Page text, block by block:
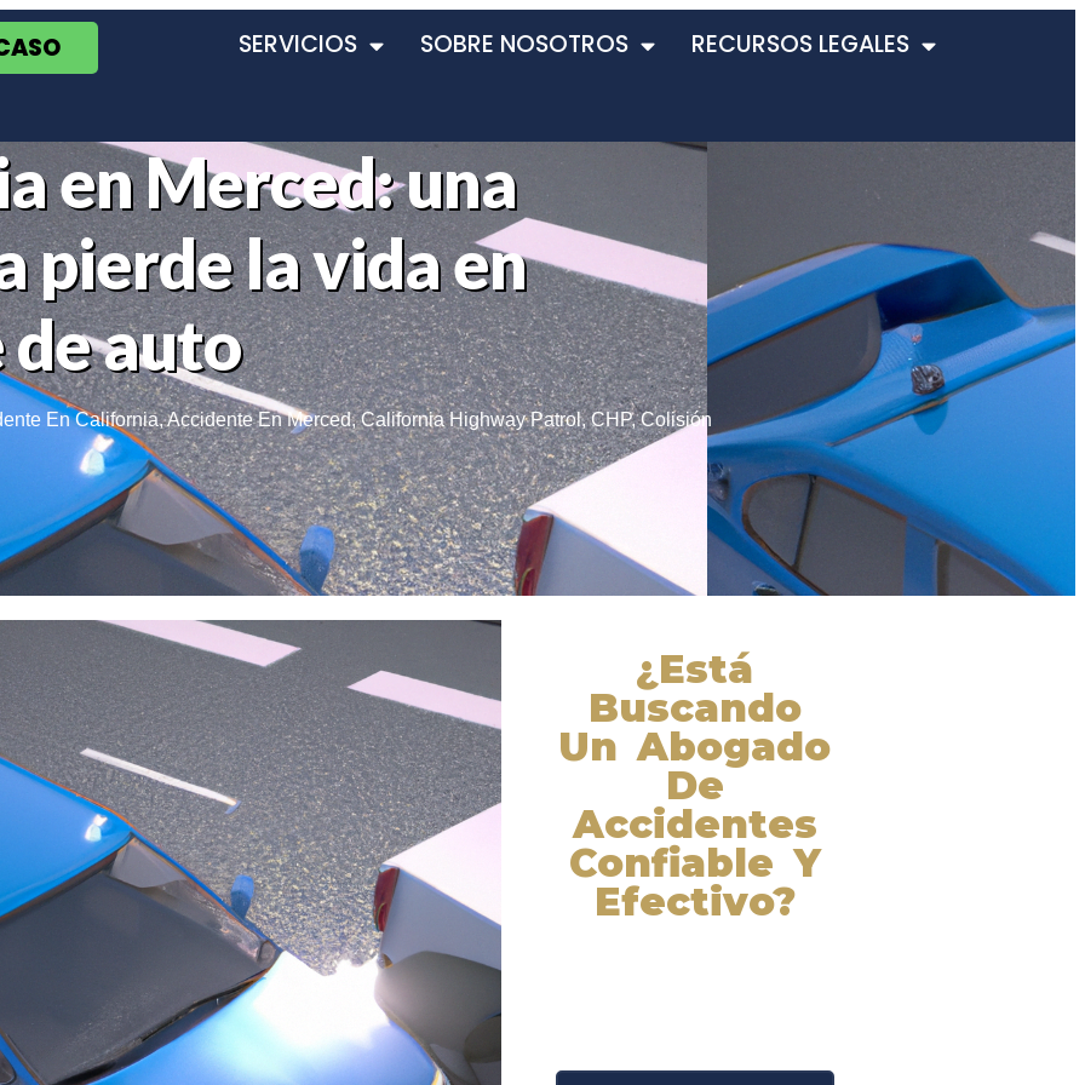
SERVICIOS SOBRE NOSOTROS RECURSOS LEGALES
en Merced: una
pierde la vida en
de auto
En California,Accidente En Merced,California Highway Patrol,CHP,Colisión
¿Está
Buscando
Un Abogado
De
Accidentes
Confiable Y
Efectivo?